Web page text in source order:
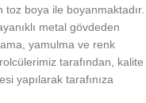
toz boya ile boyanmaktadır.
metal gövdeden
yamulma ve renk
tarafından, kalite
yapılarak tarafınıza